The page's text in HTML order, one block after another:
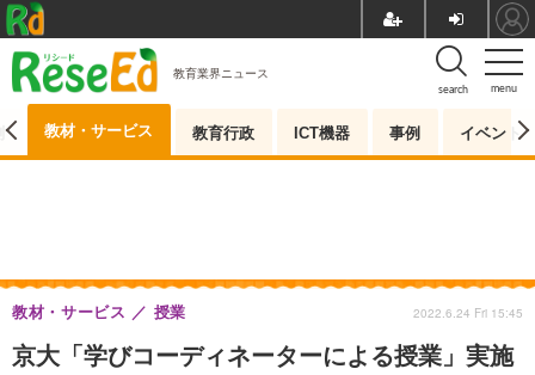
menu
search
教育業界ニュース
教材・サービス 教育行政 ICT機器 事例 イベント
京大「学びコーディネーターによる授業」実施
教材・サービス 授業 2022.6.24 Fri 15:45